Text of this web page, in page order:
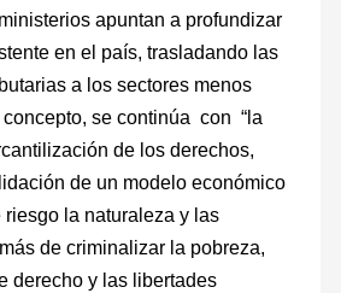
apuntan a profundizar
en el país, trasladando las
a los sectores menos
se continúa con “la
de los derechos,
de un modelo económico
la naturaleza y las
de criminalizar la pobreza,
derecho y las libertades